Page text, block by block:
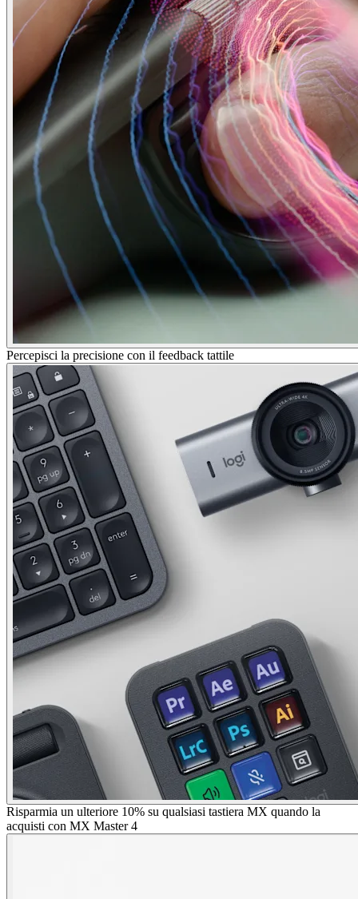
Percepisci la precisione con il feedback tattile
Risparmia un ulteriore 10% su qualsiasi tastiera MX quando la
acquisti con MX Master 4